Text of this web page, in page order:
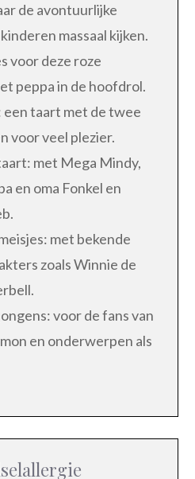
de avontuurlijke
massaal kijken.
voor deze roze
peppa in de hoofdrol.
een taart met de twee
voor veel plezier.
met Mega Mindy,
en oma Fonkel en
met bekende
zoals Winnie de
voor de fans van
en onderwerpen als